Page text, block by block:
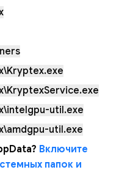
util.exe
util.exe
Включите
папок и